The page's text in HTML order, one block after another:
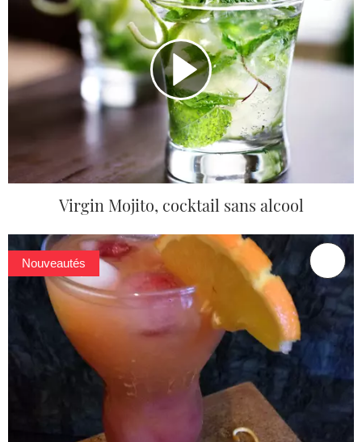
Virgin Mojito, cocktail sans alcool
Nouveautés